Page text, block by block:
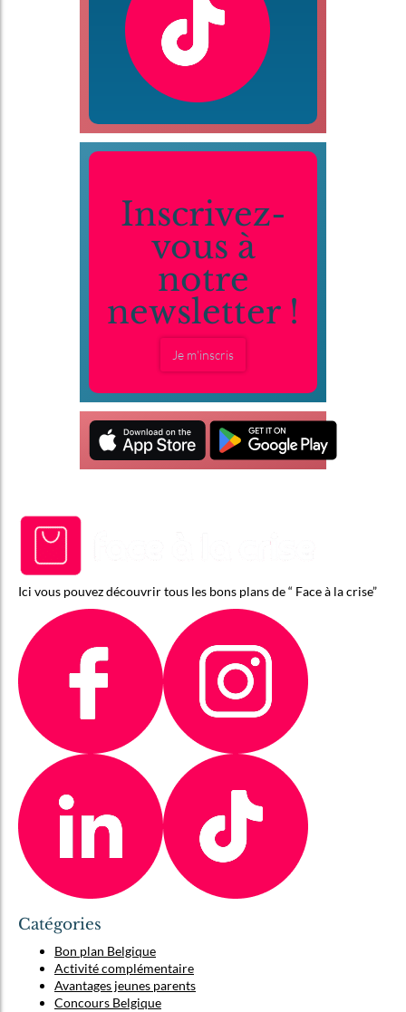
Inscrivez-
vous à
notre
newsletter !
Je m'inscris
Ici vous pouvez découvrir tous les bons plans de “ Face à la crise”
Catégories
Bon plan Belgique
Activité complémentaire
Avantages jeunes parents
Concours Belgique